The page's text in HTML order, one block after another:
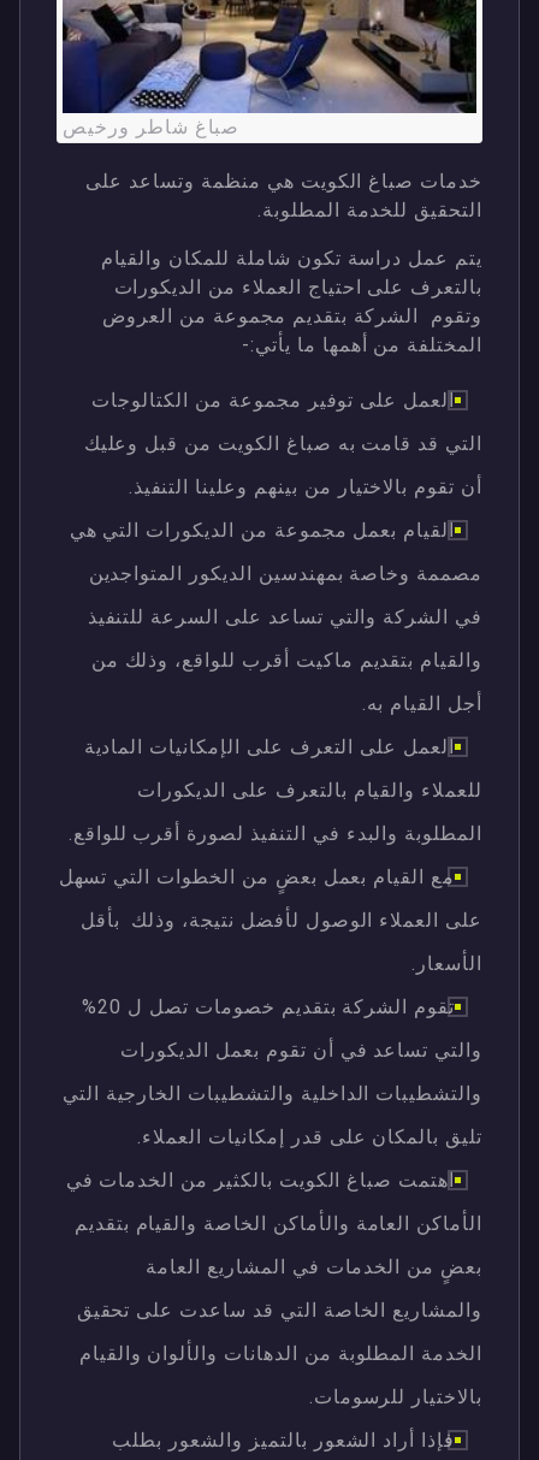
صباغ شاطر ورخيص
خدمات صباغ الكويت هي منظمة وتساعد على
التحقيق للخدمة المطلوبة.
يتم عمل دراسة تكون شاملة للمكان والقيام
بالتعرف على احتياج العملاء من الديكورات
وتقوم الشركة بتقديم مجموعة من العروض
المختلفة من أهمها ما يأتي:-
العمل على توفير مجموعة من الكتالوجات
التي قد قامت به صباغ الكويت من قبل وعليك
أن تقوم بالاختيار من بينهم وعلينا التنفيذ.
القيام بعمل مجموعة من الديكورات التي هي
مصممة وخاصة بمهندسين الديكور المتواجدين
في الشركة والتي تساعد على السرعة للتنفيذ
والقيام بتقديم ماكيت أقرب للواقع، وذلك من
أجل القيام به.
العمل على التعرف على الإمكانيات المادية
للعملاء والقيام بالتعرف على الديكورات
المطلوبة والبدء في التنفيذ لصورة أقرب للواقع.
مع القيام بعمل بعضٍ من الخطوات التي تسهل
على العملاء الوصول لأفضل نتيجة، وذلك بأقل
الأسعار.
تقوم الشركة بتقديم خصومات تصل ل 20%
والتي تساعد في أن تقوم بعمل الديكورات
والتشطيبات الداخلية والتشطيبات الخارجية التي
تليق بالمكان على قدر إمكانيات العملاء.
اهتمت صباغ الكويت بالكثير من الخدمات في
الأماكن العامة والأماكن الخاصة والقيام بتقديم
بعضٍ من الخدمات في المشاريع العامة
والمشاريع الخاصة التي قد ساعدت على تحقيق
الخدمة المطلوبة من الدهانات والألوان والقيام
بالاختيار للرسومات.
فإذا أراد الشعور بالتميز والشعور بطلب